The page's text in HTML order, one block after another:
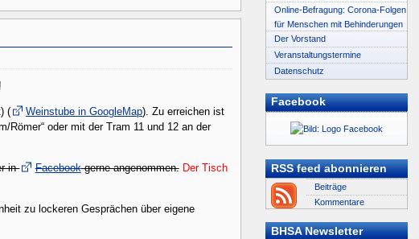
( Weinstube in GoogleMap). Zu erreichen ist
Römer“ oder mit der Tram 11 und 12 an der
in Facebookgerne angenommen. Der Tisch
zu lockeren Gesprächen über eigene
Online-Befragung: Corona-Folgen
für Menschen mit Behinderungen
Der Vorstand
Veranstaltungstermine
Datenschutz
Facebook
RSS feed abonnieren
Beiträge
Kommentare
BHSA Newsletter